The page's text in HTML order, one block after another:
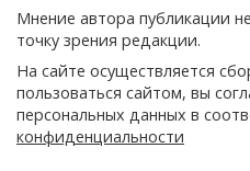
Мнение автора публикации
точку зрения редакции.
На сайте осуществляется
пользоваться сайтом, вы
персональных данных в
конфиденциальности